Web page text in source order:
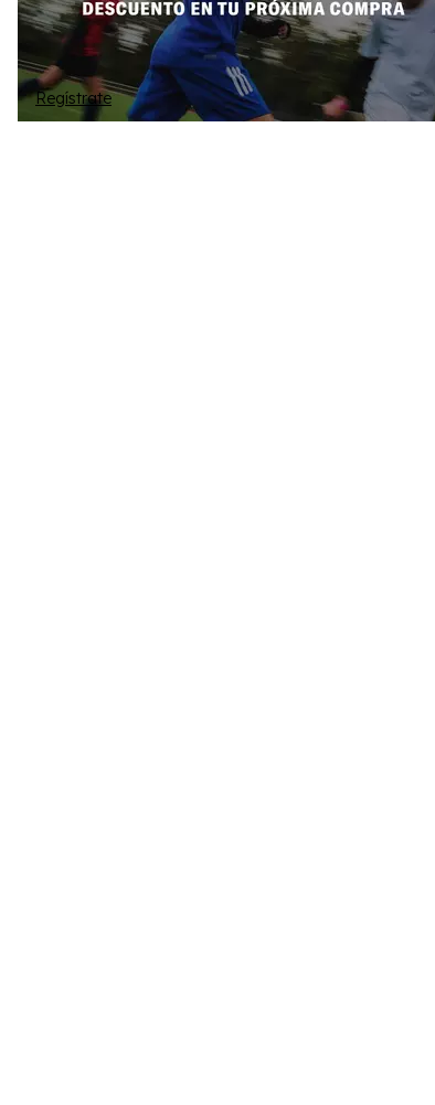
Regístrate